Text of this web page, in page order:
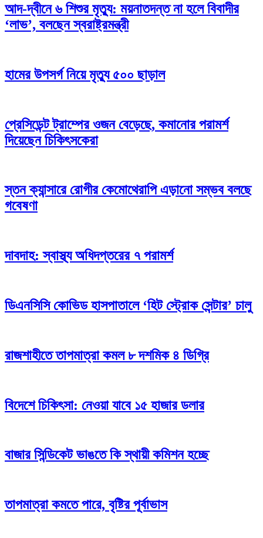
আদ-দ্বীনে ৬ শিশুর মৃত্যু: ময়নাতদন্ত না হলে বিবাদীর
‘লাভ’, বলছেন স্বরাষ্ট্রমন্ত্রী
হামের উপসর্গ নিয়ে মৃত্যু ৫০০ ছাড়াল
প্রেসিডেন্ট ট্রাম্পের ওজন বেড়েছে, কমানোর পরামর্শ
দিয়েছেন চিকিৎসকেরা
স্তন ক্যান্সারে রোগীর কেমোথেরাপি এড়ানো সম্ভব বলছে
গবেষণা
দাবদাহ: স্বাস্থ্য অধিদপ্তরের ৭ পরামর্শ
ডিএনসিসি কোভিড হাসপাতালে ‘হিট স্ট্রোক সেন্টার’ চালু
রাজশাহীতে তাপমাত্রা কমল ৮ দশমিক ৪ ডিগ্রি
বিদেশে চিকিৎসা: নেওয়া যাবে ১৫ হাজার ডলার
বাজার সিন্ডিকেট ভাঙতে কি স্থায়ী কমিশন হচ্ছে
তাপমাত্রা কমতে পারে, বৃষ্টির পূর্বাভাস